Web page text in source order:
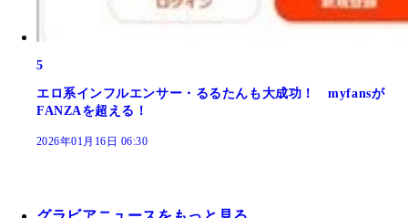
5
エロ系インフルエンサー・るるたんも大成功！ myfansが
FANZAを超える！
2026年01月16日 06:30